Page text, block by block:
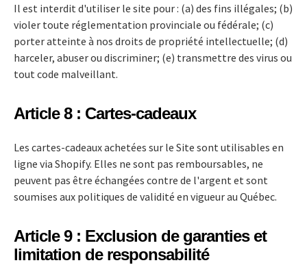
Il est interdit d'utiliser le site pour : (a) des fins illégales; (b)
violer toute réglementation provinciale ou fédérale; (c)
porter atteinte à nos droits de propriété intellectuelle; (d)
harceler, abuser ou discriminer; (e) transmettre des virus ou
tout code malveillant.
Article 8 : Cartes-cadeaux
Les cartes-cadeaux achetées sur le Site sont utilisables en
ligne via Shopify. Elles ne sont pas remboursables, ne
peuvent pas être échangées contre de l'argent et sont
soumises aux politiques de validité en vigueur au Québec.
Article 9 : Exclusion de garanties et
limitation de responsabilité